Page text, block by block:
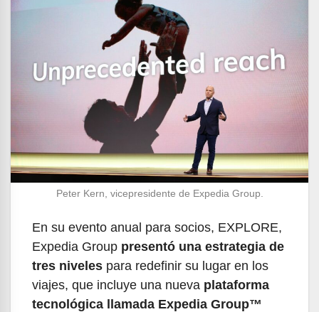
Peter Kern, vicepresidente de Expedia Group.
En su evento anual para socios, EXPLORE,
Expedia Group presentó una estrategia de
tres niveles para redefinir su lugar en los
viajes, que incluye una nueva plataforma
tecnológica llamada Expedia Group™